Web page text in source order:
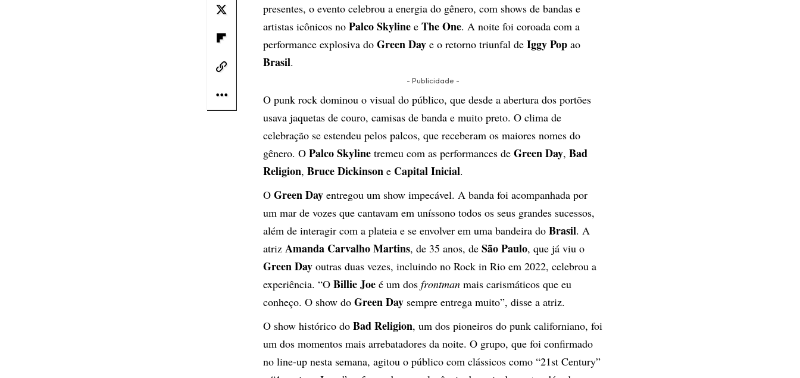
presentes, o evento celebrou a energia do gênero, com shows de bandas e
artistas icônicos no Palco Skyline e The One. A noite foi coroada com a
performance explosiva do Green Day e o retorno triunfal de Iggy Pop ao
Brasil.
- Publicidade -
O punk rock dominou o visual do público, que desde a abertura dos portões
usava jaquetas de couro, camisas de banda e muito preto. O clima de
celebração se estendeu pelos palcos, que receberam os maiores nomes do
gênero. O Palco Skyline tremeu com as performances de Green Day, Bad
Religion, Bruce Dickinson e Capital Inicial.
O Green Day entregou um show impecável. A banda foi acompanhada por
um mar de vozes que cantavam em uníssono todos os seus grandes sucessos,
além de interagir com a plateia e se envolver em uma bandeira do Brasil. A
atriz Amanda Carvalho Martins, de 35 anos, de São Paulo, que já viu o
Green Day outras duas vezes, incluindo no Rock in Rio em 2022, celebrou a
experiência. “O Billie Joe é um dos frontman mais carismáticos que eu
conheço. O show do Green Day sempre entrega muito”, disse a atriz.
O show histórico do Bad Religion, um dos pioneiros do punk californiano, foi
um dos momentos mais arrebatadores da noite. O grupo, que foi confirmado
no line-up nesta semana, agitou o público com clássicos como “21st Century”